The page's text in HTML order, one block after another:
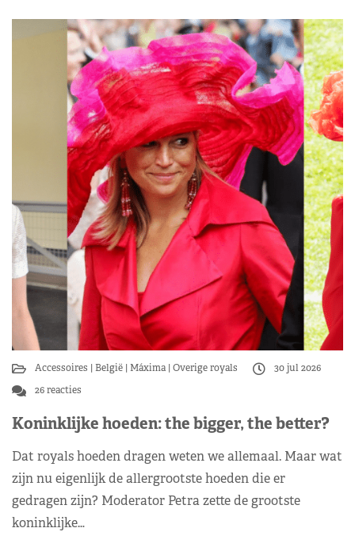
Accessoires België Máxima Overige royals
30 jul 2026
26 reacties
Koninklijke hoeden: the bigger, the better?
Dat royals hoeden dragen weten we allemaal. Maar wat
zijn nu eigenlijk de allergrootste hoeden die er
gedragen zijn? Moderator Petra zette de grootste
koninklijke…